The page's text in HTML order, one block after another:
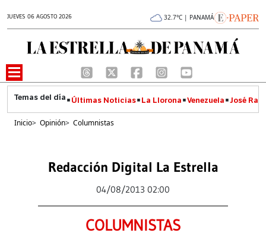
JUEVES 06 AGOSTO 2026 32.7°C | PANAMÁ
Últimas Noticias La Llorona Venezuela José
Inicio> Opinión> Columnistas
Redacción Digital La Estrella
04/08/2013 02:00
COLUMNISTAS